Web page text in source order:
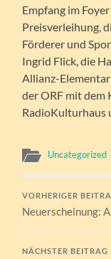
Empfang im
Preisverleihung,
Förderer und
Ingrid Flick, die
Allianz-
der ORF mit dem
RadioKulturhaus
Uncategorized
VORHERIGER
Neuerscheinung:
NÄCHSTER BEITRAG